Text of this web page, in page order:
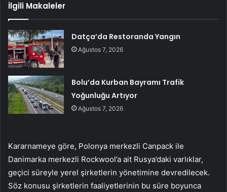
İlgili Makaleler
Datça’da Restoranda Yangın
Ağustos 7, 2026
Bolu’da Kurban Bayramı Trafik
Yoğunluğu Artıyor
Ağustos 7, 2026
Kararnameye göre, Polonya merkezli Canpack ile
Danimarka merkezli Rockwool’a ait Rusya’daki varlıklar,
geçici süreyle yerel şirketlerin yönetimine devredilecek.
Söz konusu şirketlerin faaliyetlerinin bu süre boyunca